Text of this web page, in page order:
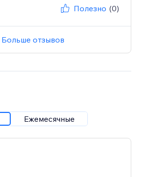
Полезно (0)
Больше отзывов
Ежемесячные